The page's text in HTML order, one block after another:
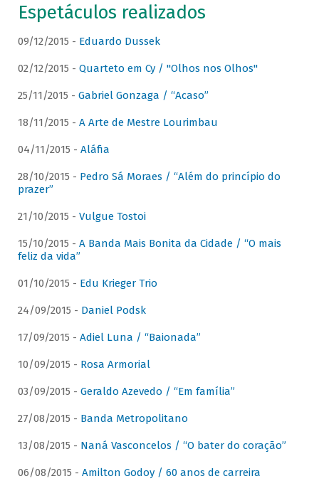
Espetáculos realizados
09/12/2015 - Eduardo Dussek
02/12/2015 - Quarteto em Cy / "Olhos nos Olhos"
25/11/2015 - Gabriel Gonzaga / “Acaso”
18/11/2015 - A Arte de Mestre Lourimbau
04/11/2015 - Aláfia
28/10/2015 - Pedro Sá Moraes / “Além do princípio do
prazer”
21/10/2015 - Vulgue Tostoi
15/10/2015 - A Banda Mais Bonita da Cidade / “O mais
feliz da vida”
01/10/2015 - Edu Krieger Trio
24/09/2015 - Daniel Podsk
17/09/2015 - Adiel Luna / “Baionada”
10/09/2015 - Rosa Armorial
03/09/2015 - Geraldo Azevedo / “Em família”
27/08/2015 - Banda Metropolitano
13/08/2015 - Naná Vasconcelos / “O bater do coração”
06/08/2015 - Amilton Godoy / 60 anos de carreira